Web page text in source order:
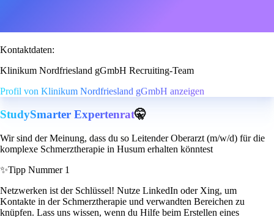
Kontaktdaten:
Klinikum Nordfriesland gGmbH Recruiting-Team
Profil von Klinikum Nordfriesland gGmbH anzeigen
StudySmarter Expertenrat🤫
Wir sind der Meinung, dass du so Leitender Oberarzt (m/w/d) für die
komplexe Schmerztherapie in Husum erhalten könntest
✨Tipp Nummer 1
Netzwerken ist der Schlüssel! Nutze LinkedIn oder Xing, um
Kontakte in der Schmerztherapie und verwandten Bereichen zu
knüpfen. Lass uns wissen, wenn du Hilfe beim Erstellen eines